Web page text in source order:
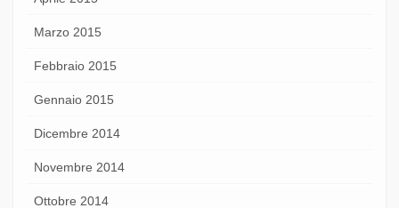
Marzo 2015
Febbraio 2015
Gennaio 2015
Dicembre 2014
Novembre 2014
Ottobre 2014